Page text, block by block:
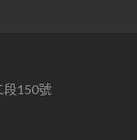
段150號